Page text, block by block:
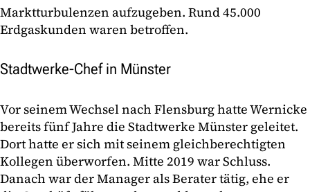
Marktturbulenzen aufzugeben. Rund 45.000
Erdgaskunden waren betroffen.
Stadtwerke-Chef in Münster
Vor seinem Wechsel nach Flensburg hatte Wernicke
bereits fünf Jahre die Stadtwerke Münster geleitet.
Dort hatte er sich mit seinem gleichberechtigten
Kollegen überworfen. Mitte 2019 war Schluss.
Danach war der Manager als Berater tätig, ehe er